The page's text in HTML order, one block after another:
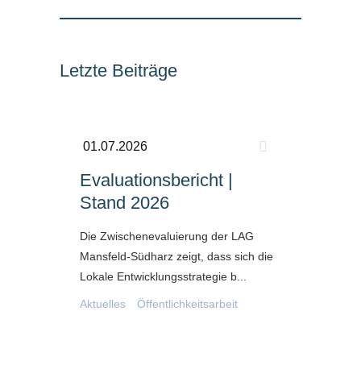
Letzte Beiträge
01.07.2026
Evaluationsbericht |
Stand 2026
Die Zwischenevaluierung der LAG
Mansfeld-Südharz zeigt, dass sich die
Lokale Entwicklungsstrategie b...
Aktuelles Öffentlichkeitsarbeit